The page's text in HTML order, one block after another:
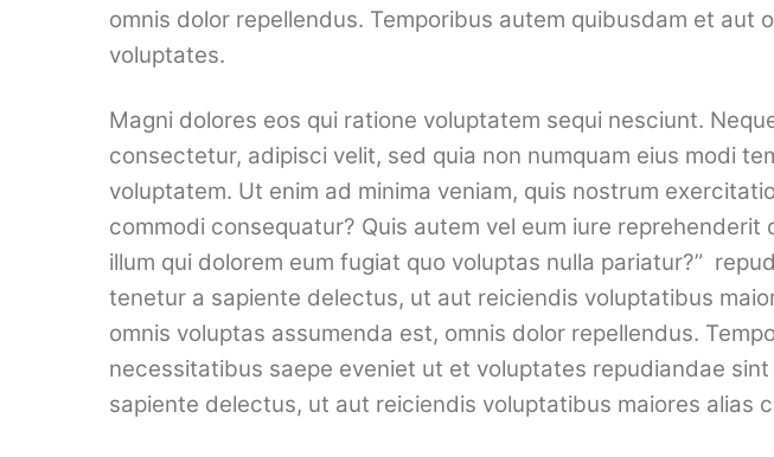
omnis dolor repellendus. Temporibus autem quibusdam et
voluptates.
Magni dolores eos qui ratione voluptatem sequi nesciunt.
consectetur, adipisci velit, sed quia non numquam eius modi
voluptatem. Ut enim ad minima veniam, quis nostrum
commodi consequatur? Quis autem vel eum iure
illum qui dolorem eum fugiat quo voluptas nulla pariatur?”
tenetur a sapiente delectus, ut aut reiciendis voluptatibus
omnis voluptas assumenda est, omnis dolor repellendus.
necessitatibus saepe eveniet ut et voluptates repudiandae
sapiente delectus, ut aut reiciendis voluptatibus maiores alias